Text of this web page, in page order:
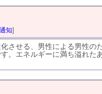
知]
させる、男性による男性の
。エネルギーに満ち溢れた